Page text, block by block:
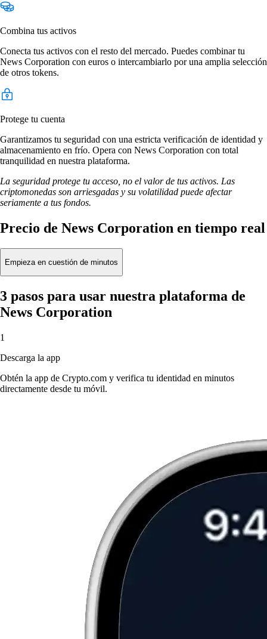
Combina tus activos
Conecta tus activos con el resto del mercado. Puedes combinar tu
News Corporation con euros o intercambiarlo por una amplia selección
de otros tokens.
Protege tu cuenta
Garantizamos tu seguridad con una estricta verificación de identidad y
almacenamiento en frío. Opera con News Corporation con total
tranquilidad en nuestra plataforma.
La seguridad protege tu acceso, no el valor de tus activos. Las
criptomonedas son arriesgadas y su volatilidad puede afectar
seriamente a tus fondos.
Precio de News Corporation en tiempo real
Empieza en cuestión de minutos
3 pasos para usar nuestra plataforma de
News Corporation
1
Descarga la app
Obtén la app de Crypto.com y verifica tu identidad en minutos
directamente desde tu móvil.